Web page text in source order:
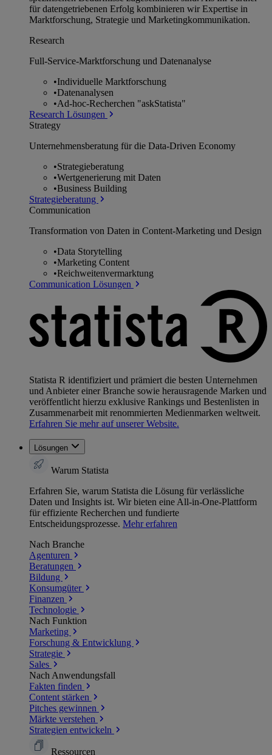
für datengetriebenen Erfolg kombinieren wir Expertise in
Marktforschung, Strategie und Marketingkommunikation.
Research
Full-Service-Marktforschung und Datenanalyse
•Individuelle Marktforschung
•Datenanalysen
•Ad-hoc-Recherchen "askStatista"
Research Lösungen
Strategy
Unternehmens­beratung für die Data-Driven Economy
•Strategieberatung
•Wertgenerierung mit Daten
•Business Building
Strategieberatung
Communication
Transformation von Daten in Content-Marketing und Design
•Data Storytelling
•Marketing Content
•Reichweitenvermarktung
Communication Lösungen
Statista R identifiziert und prämiert die besten Unternehmen
und Anbieter einer Branche sowie herausragende Marken und
veröffentlicht hierzu exklusive Rankings und Bestenlisten in
Zusammenarbeit mit renommierten Medienmarken weltweit.
Erfahren Sie mehr auf unserer Website.
Lösungen
Warum Statista
Erfahren Sie, warum Statista die Lösung für verlässliche
Daten und Insights ist. Wir bieten eine All-in-One-Plattform
für effiziente Recherchen und fundierte
Entscheidungsprozesse. Mehr erfahren
Nach Branche
Agenturen
Beratungen
Bildung
Konsumgüter
Finanzen
Technologie
Nach Funktion
Marketing
Forschung & Entwicklung
Strategie
Sales
Nach Anwendungsfall
Fakten finden
Content stärken
Pitches gewinnen
Märkte verstehen
Strategien entwickeln
Ressourcen